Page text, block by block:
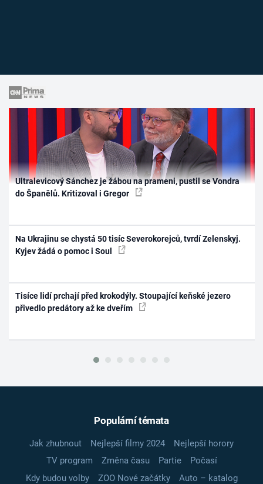
Ultralevicový Sánchez je žábou na prameni, pustil se Vondra
do Španělů. Kritizoval i Gregor
Na Ukrajinu se chystá 50 tisíc Severokorejců, tvrdí Zelenskyj.
Kyjev žádá o pomoc i Soul
Tisíce lidí prchají před krokodýly. Stoupající keňské jezero
přivedlo predátory až ke dveřím
Populární témata
Jak zhubnout Nejlepší filmy 2024
Nejlepší horory
TV program
Změna času Partie
Počasí
Kdy budou volby
ZOO Nové začátky
Auto – katalog